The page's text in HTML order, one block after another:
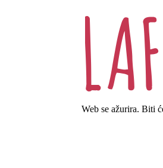
Web se ažurira. Biti